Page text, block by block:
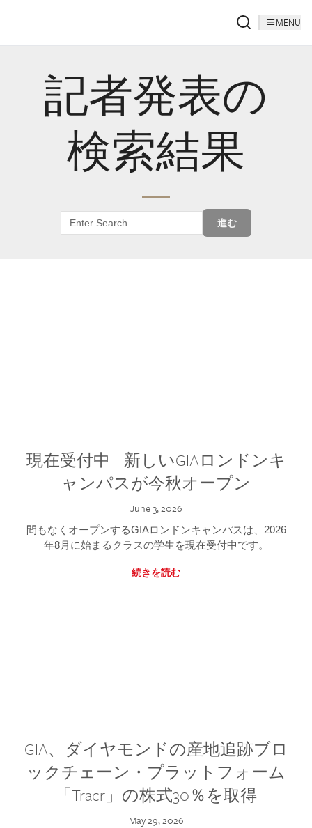
MENU
記者発表の
検索結果
進む
現在受付中 – 新しいGIAロンドンキ
ャンパスが今秋オープン
June 3, 2026
間もなくオープンするGIAロンドンキャンパスは、2026
年8月に始まるクラスの学生を現在受付中です。
続きを読む
GIA、ダイヤモンドの産地追跡ブロ
ックチェーン・プラットフォーム
「Tracr」の株式30％を取得
May 29, 2026